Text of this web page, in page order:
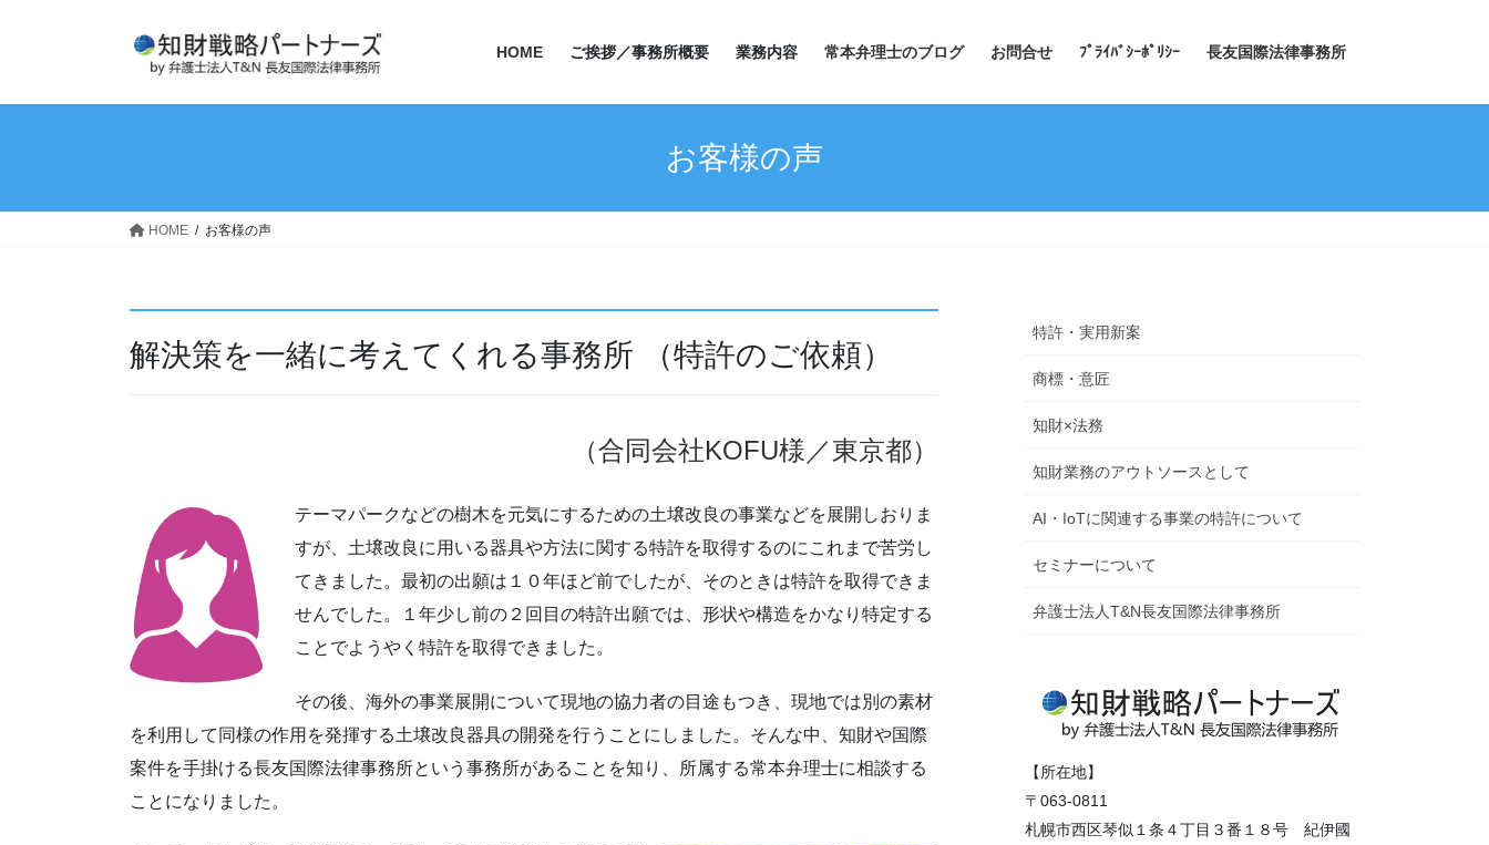
HOME ご挨拶／事務所概要 業務内容 常本弁理士のブログ お問合せ ﾌﾟﾗｲﾊﾞｼｰﾎﾟﾘｼｰ 長友国際法律事務所
お客様の声
HOME お客様の声
解決策を一緒に考えてくれる事務所 （特許のご依頼）
（合同会社KOFU様／東京都）
テーマパークなどの樹木を元気にするための土壌改良の事業などを展開しおりま
すが、土壌改良に用いる器具や方法に関する特許を取得するのにこれまで苦労し
てきました。最初の出願は１０年ほど前でしたが、そのときは特許を取得できま
せんでした。１年少し前の２回目の特許出願では、形状や構造をかなり特定する
ことでようやく特許を取得できました。
その後、海外の事業展開について現地の協力者の目途もつき、現地では別の素材
を利用して同様の作用を発揮する土壌改良器具の開発を行うことにしました。そんな中、知財や国際
案件を手掛ける長友国際法律事務所という事務所があることを知り、所属する常本弁理士に相談する
ことになりました。
特許・実用新案
商標・意匠
知財×法務
知財業務のアウトソースとして
AI・IoTに関連する事業の特許について
セミナーについて
弁護士法人T&N長友国際法律事務所
【所在地】
〒063-0811
札幌市西区琴似１条４丁目３番１８号 紀伊國